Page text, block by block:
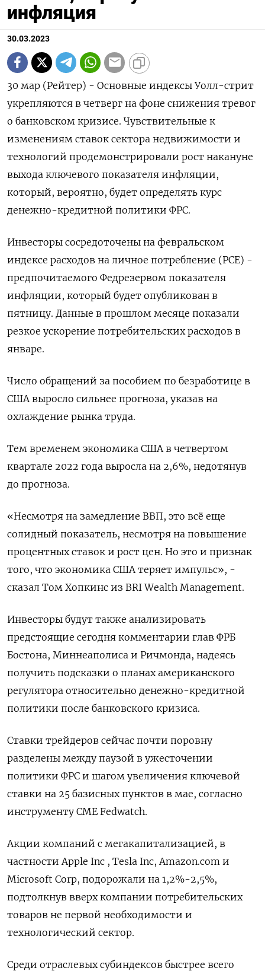
инфляция
30.03.2023
30 мар (Рейтер) - Основные индексы Уолл-стрит
укрепляются в четверг на фоне снижения тревог
о банковском кризисе. Чувствительные к
изменениям ставок сектора недвижимости и
технологий продемонстрировали рост накануне
выхода ключевого показателя инфляции,
который, вероятно, будет определять курс
денежно-кредитной политики ФРС.
Инвесторы сосредоточены на февральском
индексе расходов на личное потребление (PCE) -
предпочитаемого Федрезервом показателя
инфляции, который будет опубликован в
пятницу. Данные в прошлом месяце показали
резкое ускорение потребительских расходов в
январе.
Число обращений за пособием по безработице в
США выросло сильнее прогноза, указав на
охлаждение рынка труда.
Тем временем экономика США в четвертом
квартале 2022 года выросла на 2,6%, недотянув
до прогноза.
«Несмотря на замедление ВВП, это всё еще
солидный показатель, несмотря на повышение
процентных ставок и рост цен. Но это и признак
того, что экономика США теряет импульс», -
сказал Том Хопкинс из BRI Wealth Management.
Инвесторы будут также анализировать
предстоящие сегодня комментарии глав ФРБ
Бостона, Миннеаполиса и Ричмонда, надеясь
получить подсказки о планах американского
регулятора относительно денежно-кредитной
политики после банковского кризиса.
Ставки трейдеров сейчас почти поровну
разделены между паузой в ужесточении
политики ФРС и шагом увеличения ключевой
ставки на 25 базисных пунктов в мае, согласно
инструменту CME Fedwatch.
Акции компаний с мегакапитализацией, в
частности Apple Inc , Tesla Inc, Amazon.com и
Microsoft Corp, подорожали на 1,2%-2,5%,
подтолкнув вверх компании потребительских
товаров не первой необходимости и
технологический сектор.
Среди отраслевых субиндексов быстрее всего